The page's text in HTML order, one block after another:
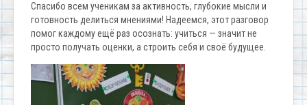
Спасибо всем ученикам за активность, глубокие мысли и
готовность делиться мнениями! Надеемся, этот разговор
помог каждому ещё раз осознать: учиться — значит не
просто получать оценки, а строить себя и своё будущее.